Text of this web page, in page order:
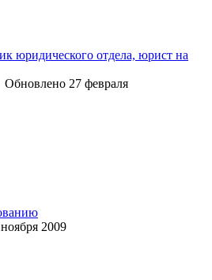
юридического отдела, юрист на
Обновлено 27 февраля
2009